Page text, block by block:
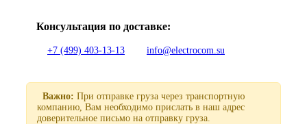
Консультация по доставке:
+7 (499) 403-13-13 info@electrocom.su
Важно: При отправке груза через транспортную
компанию, Вам необходимо прислать в наш адрес
доверительное письмо на отправку груза.